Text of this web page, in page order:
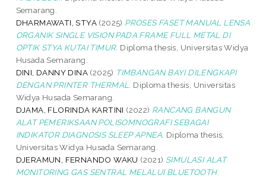
Semarang.
DHARMAWATI, STYA (2025) PROSES FASET MANUAL LENSA
ORGANIK SINGLE VISION PADA FRAME FULL METAL DI
OPTIK STYA KUTAI TIMUR. Diploma thesis, Universitas Widya
Husada Semarang.
DINI, DANNY DINA (2025) TIMBANGAN BAYI DILENGKAPI
DENGAN PRINTER THERMAL. Diploma thesis, Universitas
Widya Husada Semarang.
DJAMA, FLORINDA KARTINI (2022) RANCANG BANGUN
ALAT PEMERIKSAAN POLISOMNOGRAFI SEBAGAI
INDIKATOR DIAGNOSIS SLEEP APNEA. Diploma thesis,
Universitas Widya Husada Semarang.
DJERAMUN, FERNANDO WAKU (2021) SIMULASI ALAT
MONITORING GAS SENTRAL MELALUI BLUETOOTH.